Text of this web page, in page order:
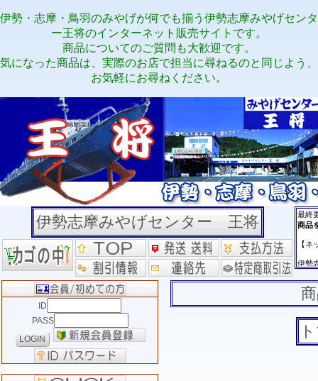
伊勢・志摩・鳥羽のみやげが何でも揃う伊勢志摩みやげセンタ
ー王将のインターネット販売サイトです。
商品についてのご質問も大歓迎です。
気になった商品は、実際のお店で担当に尋ねるのと同じよう、
お気軽にお尋ねください。
伊勢志摩みやげセンター 王将
ID
PASS